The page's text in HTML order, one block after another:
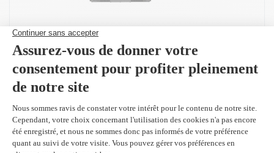
Produit(s) alternatif(s)
DR920 - Original
tambour noir